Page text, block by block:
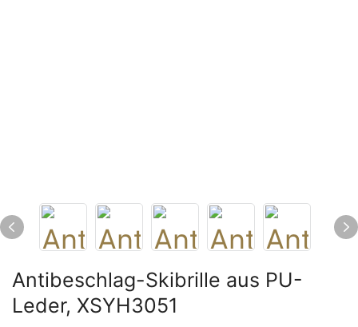
Antibeschlag-Skibrille aus PU-
Leder, XSYH3051